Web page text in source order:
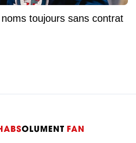
toujours sans contrat